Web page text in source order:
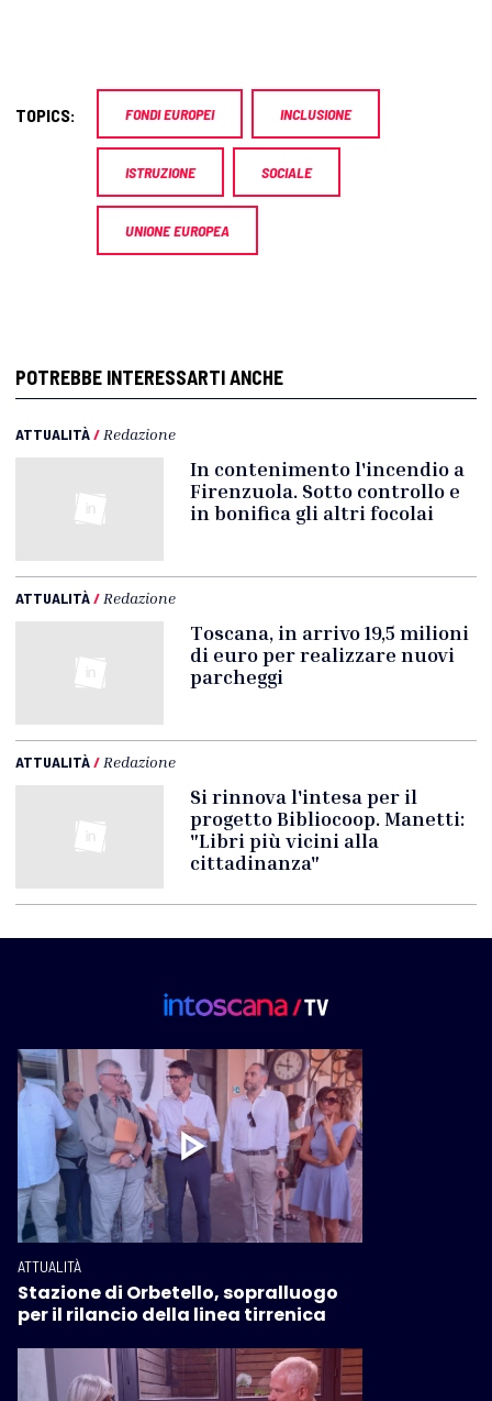
TOPICS: FONDI EUROPEI INCLUSIONE
ISTRUZIONE SOCIALE
UNIONE EUROPEA
POTREBBE INTERESSARTI ANCHE
ATTUALITÀ/ Redazione
In contenimento l'incendio a
Firenzuola. Sotto controllo e
in bonifica gli altri focolai
ATTUALITÀ/ Redazione
Toscana, in arrivo 19,5 milioni
di euro per realizzare nuovi
parcheggi
ATTUALITÀ/ Redazione
Si rinnova l'intesa per il
progetto Bibliocoop. Manetti:
"Libri più vicini alla
cittadinanza"
ATTUALITÀ
Stazione di Orbetello, sopralluogo
per il rilancio della linea tirrenica